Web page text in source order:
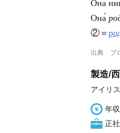
Она́
Она́
②＝
出典 プ
製造/
アイリ
年
正